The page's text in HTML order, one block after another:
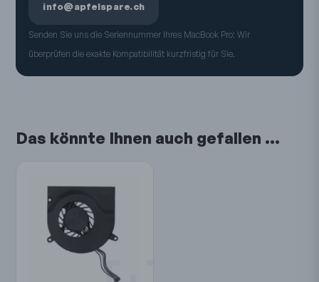
info@apfelspare.ch
Senden Sie uns die Seriennummer Ihres MacBook Pro: Wir
überprüfen die exakte Kompatibilität kurzfristig für Sie.
Das könnte Ihnen auch gefallen …